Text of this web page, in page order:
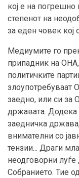
кој е на
степенот на
за еден човек кој
Медиумите го
припадник на
политичките
злоупотребуваат
заедно, или си за
државата. Додека
заедничка
внимателни со
тензии... Драги
неодговорни
Собранието. Тие